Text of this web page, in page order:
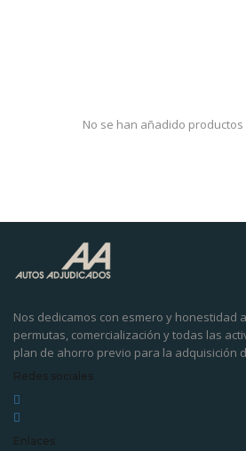
No se han añadido
Nos dedicamos con esmero y honestidad
permutas, comercialización y todas las
plan de ahorro previo para la adquisición
Redes sociales
Enlaces